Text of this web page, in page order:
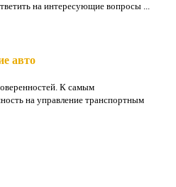
на интересующие вопросы ...
авто
К самым
на управление транспортным